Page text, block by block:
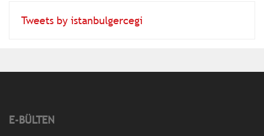
Tweets by istanbulgercegi
E-BÜLTEN